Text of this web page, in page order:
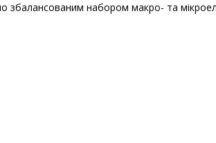
збалансованим набором макро- та